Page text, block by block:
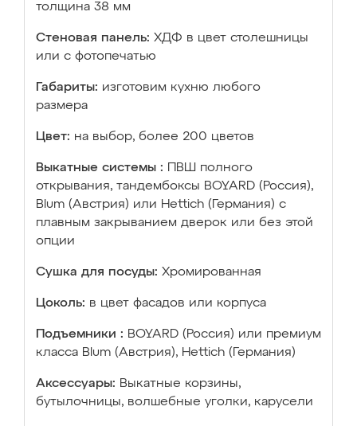
толщина 38 мм
Стеновая панель: ХДФ в цвет столешницы
или с фотопечатью
Габариты: изготовим кухню любого
размера
Цвет: на выбор, более 200 цветов
Выкатные системы :
ПВШ полного
открывания, тандембоксы BOYARD (Россия),
Blum (Австрия) или Hettich (Германия) с
плавным закрыванием дверок или без этой
опции
Сушка для посуды: Хромированная
Цоколь: в цвет фасадов или корпуса
Подъемники : BOYARD (Россия) или премиум
класса Blum (Австрия), Hettich (Германия)
Аксессуары: Выкатные корзины,
бутылочницы, волшебные уголки, карусели